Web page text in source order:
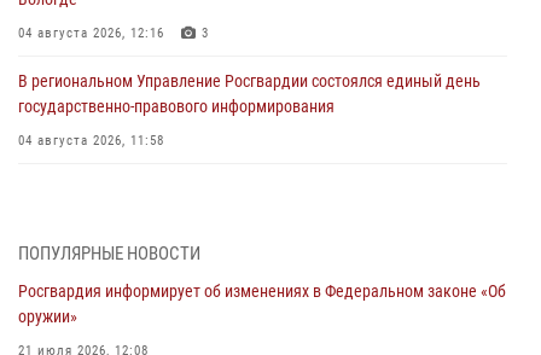
04 августа 2026, 12:16 3
В региональном Управление Росгвардии состоялся единый день
государственно-правового информирования
04 августа 2026, 11:58
03 августа 2026, 17:21
21 единицу оружия изъяли Псковские росгвардейцы за неделю
03 августа 2026, 14:10
ПОПУЛЯРНЫЕ НОВОСТИ
Росгвардия информирует об изменениях в Федеральном законе «Об
оружии»
21 июля 2026, 12:08